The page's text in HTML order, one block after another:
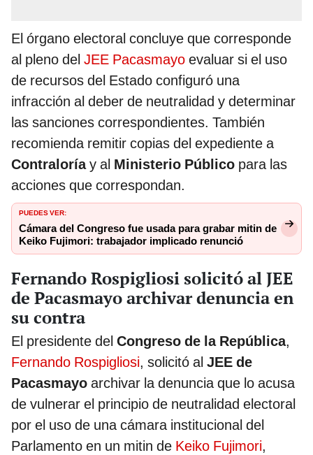
El órgano electoral concluye que corresponde
al pleno del JEE Pacasmayo evaluar si el uso
de recursos del Estado configuró una
infracción al deber de neutralidad y determinar
las sanciones correspondientes. También
recomienda remitir copias del expediente a
Contraloríay al Ministerio Público para las
acciones que correspondan.
PUEDES VER:
Cámara del Congreso fue usada para grabar mitin de
Keiko Fujimori: trabajador implicado renunció
Fernando Rospigliosi solicitó al JEE
de Pacasmayo archivar denuncia en
su contra
El presidente del Congreso de la República,
Fernando Rospigliosi, solicitó al JEE de
Pacasmayo archivar la denuncia que lo acusa
de vulnerar el principio de neutralidad electoral
por el uso de una cámara institucional del
Parlamento en un mitin de Keiko Fujimori,